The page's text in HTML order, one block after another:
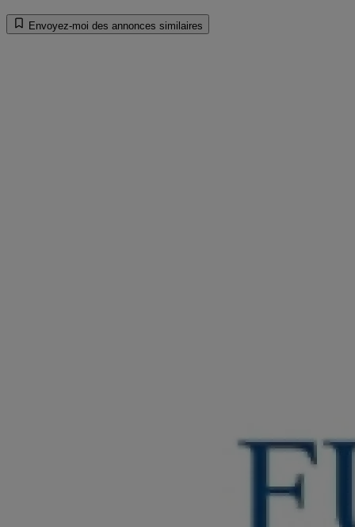
Envoyez-moi des annonces similaires